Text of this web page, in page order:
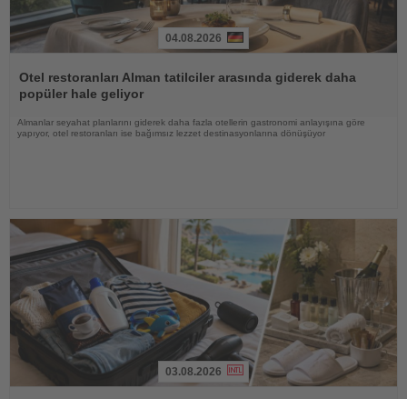
Oku
04.08.2026
Otel restoranları Alman tatilciler arasında giderek daha
popüler hale geliyor
Almanlar seyahat planlarını giderek daha fazla otellerin gastronomi anlayışına göre
yapıyor, otel restoranları ise bağımsız lezzet destinasyonlarına dönüşüyor
03.08.2026